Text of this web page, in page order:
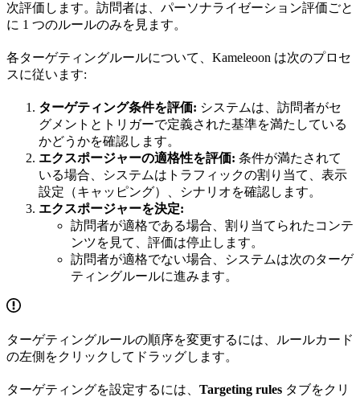
次評価します。訪問者は、パーソナライゼーション評価ごと
に 1 つのルールのみを見ます。
各ターゲティングルールについて、Kameleoon は次のプロセ
スに従います:
ターゲティング条件を評価: システムは、訪問者がセ
グメントとトリガーで定義された基準を満たしている
かどうかを確認します。
エクスポージャーの適格性を評価: 条件が満たされて
いる場合、システムはトラフィックの割り当て、表示
設定（キャッピング）、シナリオを確認します。
エクスポージャーを決定:
訪問者が適格である場合、割り当てられたコンテ
ンツを見て、評価は停止します。
訪問者が適格でない場合、システムは次のターゲ
ティングルールに進みます。
ターゲティングルールの順序を変更するには、ルールカード
の左側をクリックしてドラッグします。
ターゲティングを設定するには、 Targeting rules タブをクリ